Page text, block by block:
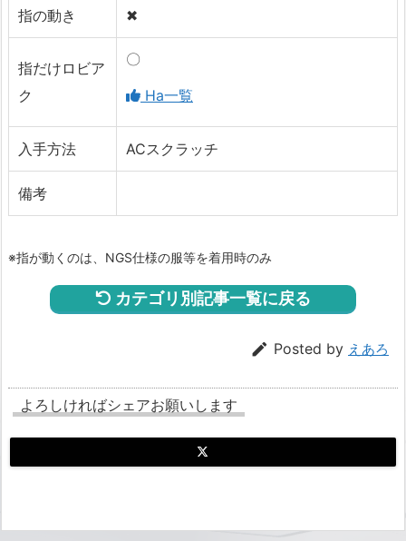
指の動き ✖
指だけロビア
ク
〇
Ha一覧
入手方法 ACスクラッチ
備考
※指が動くのは、NGS仕様の服等を着用時のみ
カテゴリ別記事一覧に戻る
 Posted by えあろ
よろしければシェアお願いします